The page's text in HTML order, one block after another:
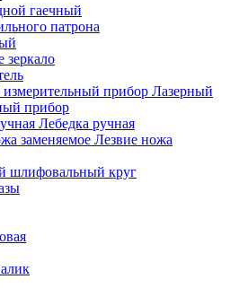
гаечный
патрона
зеркало
Лазерный
прибор
Лебедка ручная
Лезвие ножа
шлифовальный круг